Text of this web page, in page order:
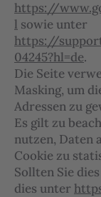
https://
l sowie unter
https://
04245?hl=de.
Die Seite
Masking, um
Adressen zu
Es gilt zu
nutzen, Daten
Cookie zu
Sollten Sie
dies unter